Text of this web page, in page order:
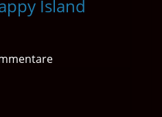
Island